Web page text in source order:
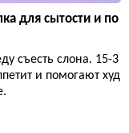
для сытости и по
съесть слона. 15-3
и помогают худ